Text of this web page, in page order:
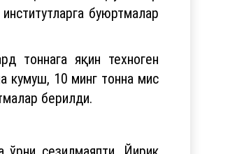
тоннага яқин техноген
кумуш, 10 минг тонна мис
берилди.
сезилмаяпти. Йирик